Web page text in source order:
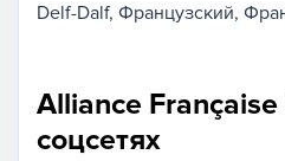
Delf-Dalf Французский
Alliance
соцсетях